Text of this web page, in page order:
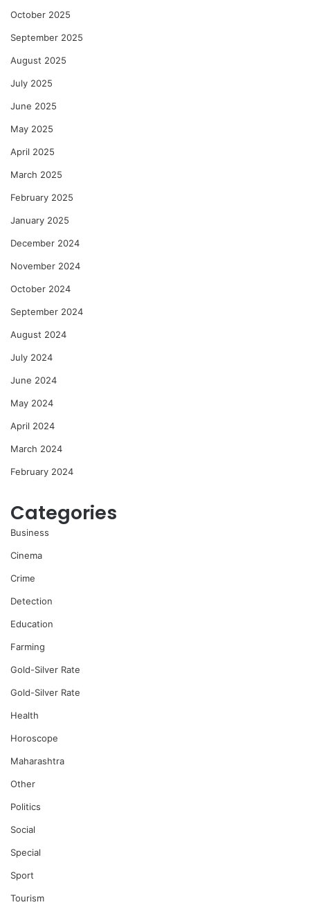
October 2025
September 2025
August 2025
July 2025
June 2025
May 2025
April 2025
March 2025
February 2025
January 2025
December 2024
November 2024
October 2024
September 2024
August 2024
July 2024
June 2024
May 2024
April 2024
March 2024
February 2024
Categories
Business
Cinema
Crime
Detection
Education
Farming
Gold-Silver Rate
Gold-Silver Rate
Health
Horoscope
Maharashtra
Other
Politics
Social
Special
Sport
Tourism